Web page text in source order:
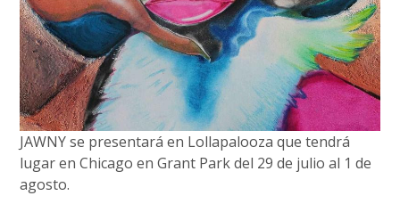
JAWNY se presentará en Lollapalooza que tendrá
lugar en Chicago en Grant Park del 29 de julio al 1 de
agosto.